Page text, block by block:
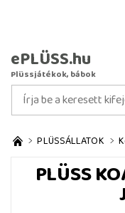
ePLÜSS.hu
Plüssjátékok, bábok
PLÜSSÁLLATOK
PLÜSS